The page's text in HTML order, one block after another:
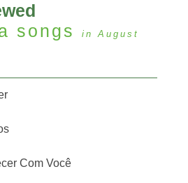
songs in August
Com Você